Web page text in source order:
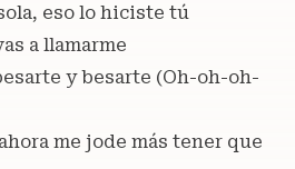
eso lo hiciste tú
a llamarme
y besarte (Oh-oh-oh-
me jode más tener que